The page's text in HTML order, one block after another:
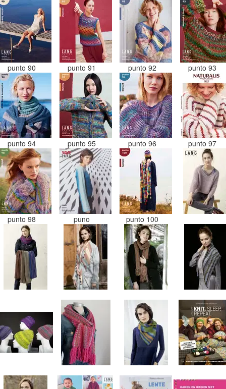
punto 90 punto 91 punto 92 punto 93
punto 94 punto 95 punto 96 punto 97
punto 98 puno punto 100